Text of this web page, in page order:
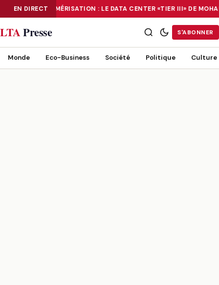
EN DIRECTNUMÉRISATION : LE DATA CENTER «TIER III» DE
NUMÉRISATION : LE DATA CENTER «TIER III» DE MOHAMMADIA, UN
LTAPresse S'ABONNER
Monde Eco-Business Société Politique Culture